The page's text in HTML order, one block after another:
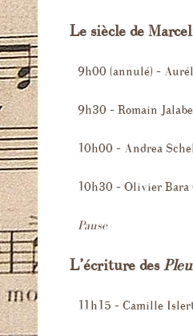
Le siècle de
9h00 (annulé) –
9h30 – Romain
10h00 – Andrea
10h30 – Olivier Bara
Pause
L’écriture des
11h15 – Camille